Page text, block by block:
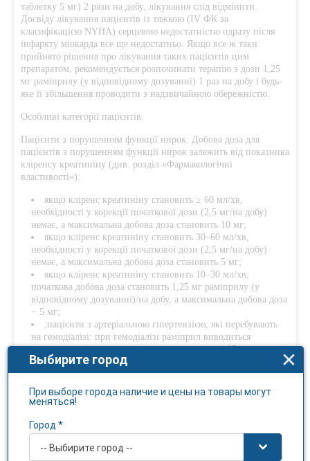
таблетку 5 мг) 2 рази на добу, лікування слід відмінити.
Досвіду лікування пацієнтів із тяжкою (IV ФК за
класифікацією NYHA) серцевою недостатністю одразу після
інфаркту міокарда все ще недостатньо. Якщо все ж таки
прийнято рішення про лікування таких пацієнтів цим
препаратом, рекомендується розпочинати терапію з дози 1,25
мг раміприлу (у відповідному дозуванні) 1 раз на добу і будь-
яке її збільшення проводити з надзвичайною обережністю.
Особливі категорії пацієнтів.
Пацієнти з порушенням функції нирок. Добова доза для
пацієнтів з порушенням функції нирок залежить від показника
кліренсу креатиніну (див. розділ «Фармакологічні
властивості»):
якщо кліренс креатиніну становить ≥ 60 мл/хв,
необхідності у корекції початкової дози (2,5 мг/на добу)
немає, а максимальна добова доза становить 10 мг;
якщо кліренс креатиніну становить 30–60 мл/хв,
необхідності у корекції початкової дози (2,5 мг/на добу)
немає, а максимальна добова доза становить 5 мг;
якщо кліренс креатиніну становить 10–30 мл/хв,
початкова добова доза становить 1,25 мг раміприлу (у
відповідному дозуванні)/на добу, а максимальна добова доза
− 5 мг;
;пацієнти з артеріальною гіпертензією, які перебувають
на гемодіалізі: при гемодіалізі раміприл виводиться
незначною мірою; початкова доза становить 1,25 мг
раміприлу (у відповідному дозуванні) на добу, а
максимальна добова доза – 5 мг; препарат слід приймати
через декілька годин після проведення сеансу гемодіалізу.
«Фармакологічні властивості»). Лікування препаратом
Хартил® пацієнтів з порушеннями функції печінки слід
розпочинати під ретельним медичним наглядом, а
Выбирите город
При выборе города наличие и цены на товары могут
меняться!
Город *
-- Выбирите город --